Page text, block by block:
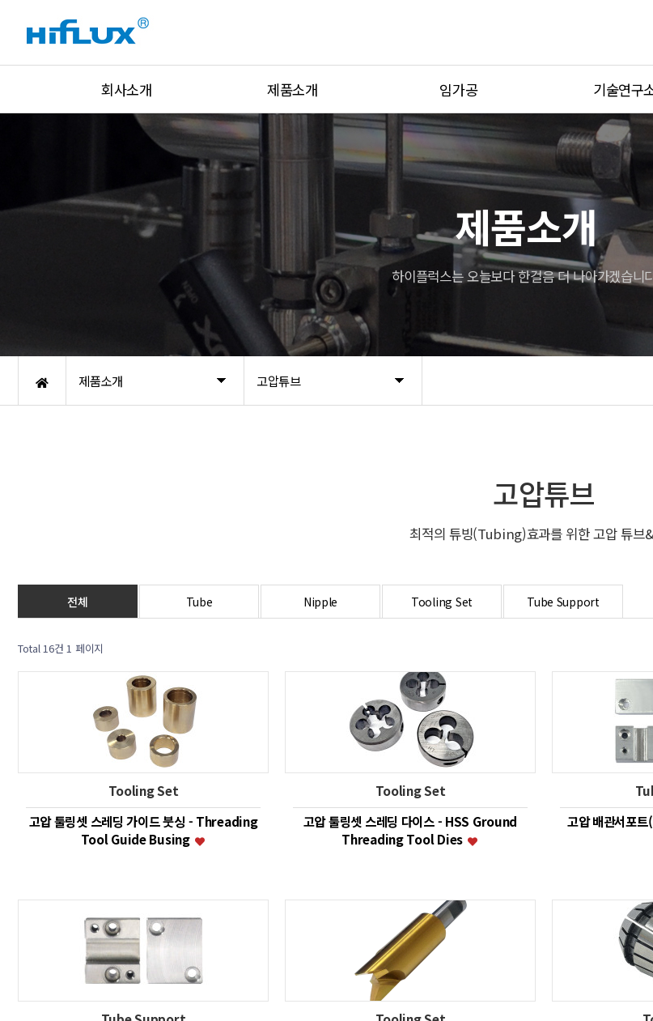
회사소개
인증현황
제품소개
고압밸브
고압피팅
유니온&아답터
압력/온도/유량
임가공
가공사례
설비현황
기술연구
기술연구소 소개
연구기자재
제품소개 고압튜브
제품소개
하이플럭스는 오늘보다 한걸음 더 나아가겠습니
고압튜브
최적의 튜빙(Tubing)효과를 위한 고압 튜브
전체 Tube Nipple Tooling Set Tube Support
Total 16건 1 페이지
Tooling Set
고압 툴링셋 스레딩 가이드 붓싱 - Threading
Tool Guide Busing
Tooling Set
고압 툴링셋 스레딩 다이스 - HSS Ground
Threading Tool Dies
고압 배관서포